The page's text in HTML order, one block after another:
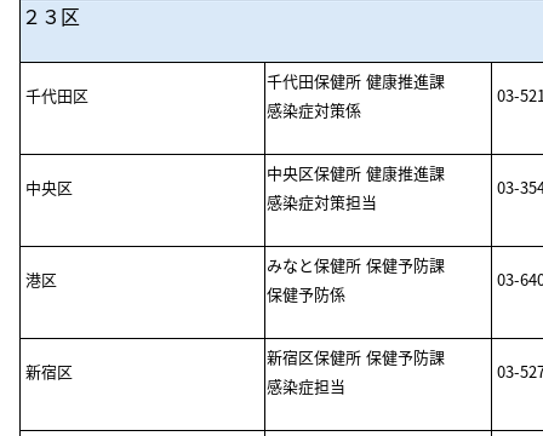
２３区
千代田区
千代田保健所 健康推進課
感染症対策係
03-
中央区
中央区保健所 健康推進課
感染症対策担当
03-
港区
みなと保健所 保健予防課
保健予防係
03-
新宿区
新宿区保健所 保健予防課
感染症担当
03-